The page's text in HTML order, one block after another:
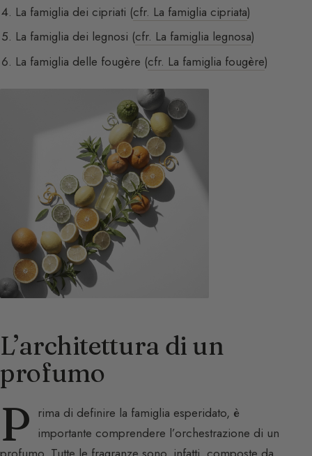
La famiglia dei cipriati (cfr. La famiglia cipriata)
La famiglia dei legnosi (cfr. La famiglia legnosa)
La famiglia delle fougère (cfr. La famiglia fougère)
L’architettura di un
profumo
P rima di definire la famiglia esperidato, è
importante comprendere l’orchestrazione di un